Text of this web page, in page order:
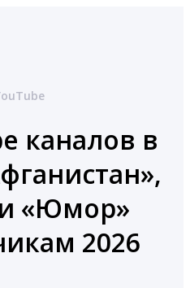
каналов в
«Юмор»
2026